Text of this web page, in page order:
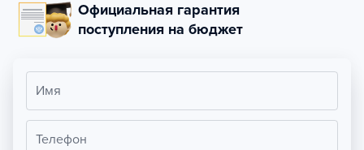
Официальная гарантия
поступления на бюджет
Имя
Телефон